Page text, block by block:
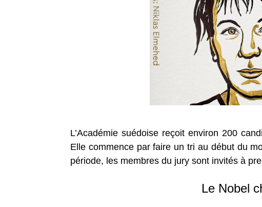
L’Académie suédoise reçoit environ 200
Elle commence par faire un tri au début du
période, les membres du jury sont invités à
Le Nobel